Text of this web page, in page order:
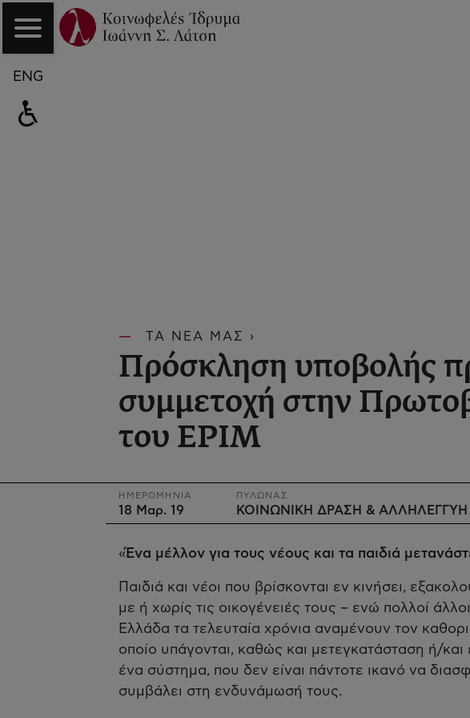
ENG
ΤΑ ΝΕΑ ΜΑΣ ›
Πρόσκληση υποβολής
συμμετοχή στην
του EPIM
ΗΜΕΡΟΜΗΝΙΑ
18 Μαρ. 19
ΠΥΛΩΝΑΣ
ΚΟΙΝΩΝΙΚΗ ΔΡΑΣΗ & ΑΛΛΗΛΕΓΓΥΗ
«Ένα μέλλον για τους νέους και τα παιδιά
Παιδιά και νέοι που βρίσκονται εν κινήσει,
με ή χωρίς τις οικογένειές τους – ενώ πολλοί
Ελλάδα τα τελευταία χρόνια αναμένουν τον
οποίο υπάγονται, καθώς και μετεγκατάσταση ή/και
ένα σύστημα, που δεν είναι πάντοτε ικανό να
συμβάλει στη ενδυνάμωσή τους.